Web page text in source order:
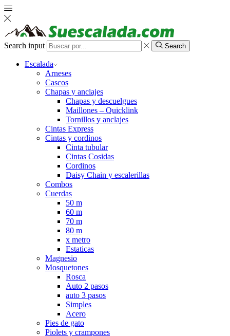
Search input Search
Escalada
Arneses
Cascos
Chapas y anclajes
Chapas y descuelgues
Maillones – Quicklink
Tornillos y anclajes
Cintas Express
Cintas y cordinos
Cinta tubular
Cintas Cosidas
Cordinos
Daisy Chain y escalerillas
Combos
Cuerdas
50 m
60 m
70 m
80 m
x metro
Estaticas
Magnesio
Mosquetones
Rosca
Auto 2 pasos
auto 3 pasos
Simples
Acero
Pies de gato
Piolets y crampones